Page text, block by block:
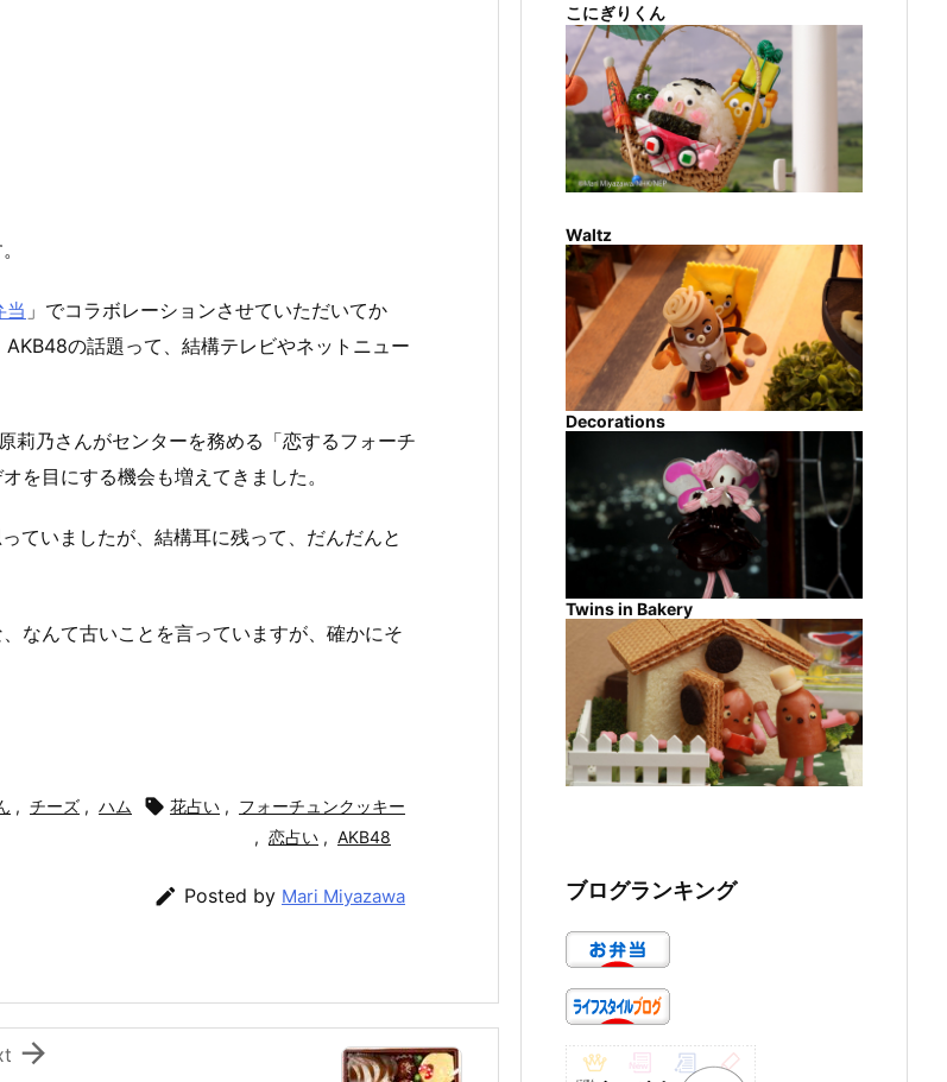
当 」でコラボレーションさせていただいてか
の話題って、結構テレビやネットニュー
莉乃さんがセンターを務める「恋するフォーチ
を目にする機会も増えてきました。
ていましたが、結構耳に残って、だんだんと
なんて古いことを言っていますが、確かにそ
, チーズ , ハム  花占い , フォーチュンクッキー
, 恋占い , AKB48
 Posted by Mari Miyazawa

こにぎりくん
Waltz
Decorations
Twins in Bakery
ブログランキング